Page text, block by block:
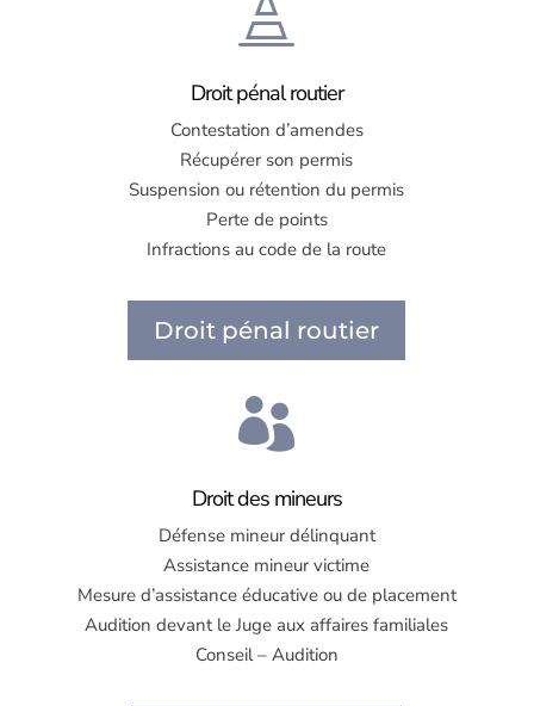

Droit pénal routier
Contestation d’amendes
Récupérer son permis
Suspension ou rétention du permis
Perte de points
Infractions au code de la route
Droit pénal routier

Droit des mineurs
Défense mineur délinquant
Assistance mineur victime
Mesure d’assistance éducative ou de placement
Audition devant le Juge aux affaires familiales
Conseil – Audition